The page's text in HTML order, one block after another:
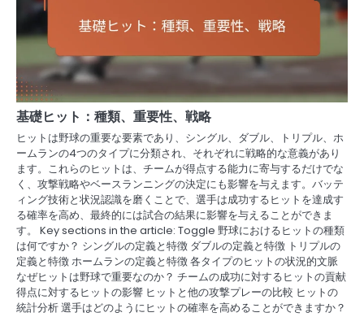
基礎ヒット：種類、重要性、戦略
ヒットは野球の重要な要素であり、シングル、ダブル、トリプル、ホ
ームランの4つのタイプに分類され、それぞれに戦略的な意義があり
ます。これらのヒットは、チームが得点する能力に寄与するだけでな
く、攻撃戦略やベースランニングの決定にも影響を与えます。バッテ
ィング技術と状況認識を磨くことで、選手は成功するヒットを達成す
る確率を高め、最終的には試合の結果に影響を与えることができま
す。 Key sections in the article: Toggle 野球におけるヒットの種類
は何ですか？ シングルの定義と特徴 ダブルの定義と特徴 トリプルの
定義と特徴 ホームランの定義と特徴 各タイプのヒットの状況的文脈
なぜヒットは野球で重要なのか？ チームの成功に対するヒットの貢献
得点に対するヒットの影響 ヒットと他の攻撃プレーの比較 ヒットの
統計分析 選手はどのようにヒットの確率を高めることができますか？